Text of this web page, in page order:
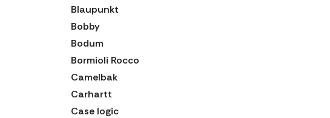
Blaupunkt
Bobby
Bodum
Bormioli Rocco
Camelbak
Carhartt
Case logic